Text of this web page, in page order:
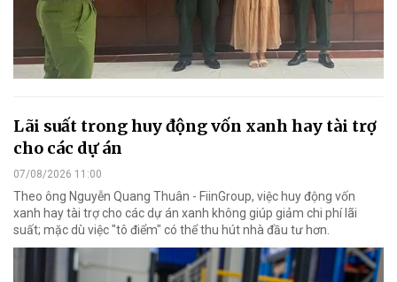
Lãi suất trong huy động vốn xanh hay tài trợ
cho các dự án
07/08/2026 11:00
Theo ông Nguyễn Quang Thuân - FiinGroup, việc huy động vốn
xanh hay tài trợ cho các dự án xanh không giúp giảm chi phí lãi
suất; mặc dù việc "tô điểm" có thể thu hút nhà đầu tư hơn.